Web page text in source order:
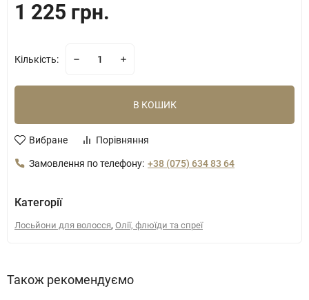
1 225 грн.
Кількість:
В КОШИК
Вибране Порівняння
Замовлення по телефону: +38 (075) 634 83 64
Категорії
Лосьйони для волосся, Олії, флюїди та спреї
Також рекомендуємо